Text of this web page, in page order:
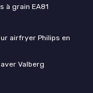
à grain EA81
airfryer Philips en
Valberg